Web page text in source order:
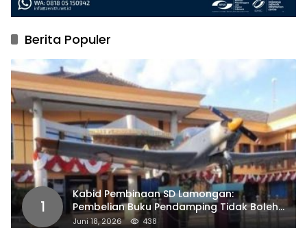
Berita Populer
1
Kabid Pembinaan SD Lamongan:
Pembelian Buku Pendamping Tidak Boleh
Dipaksakan
Juni 18, 2026 438